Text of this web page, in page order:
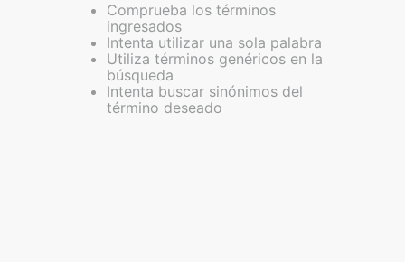
Comprueba los términos
ingresados
Intenta utilizar una sola palabra
Utiliza términos genéricos en la
búsqueda
Intenta buscar sinónimos del
término deseado